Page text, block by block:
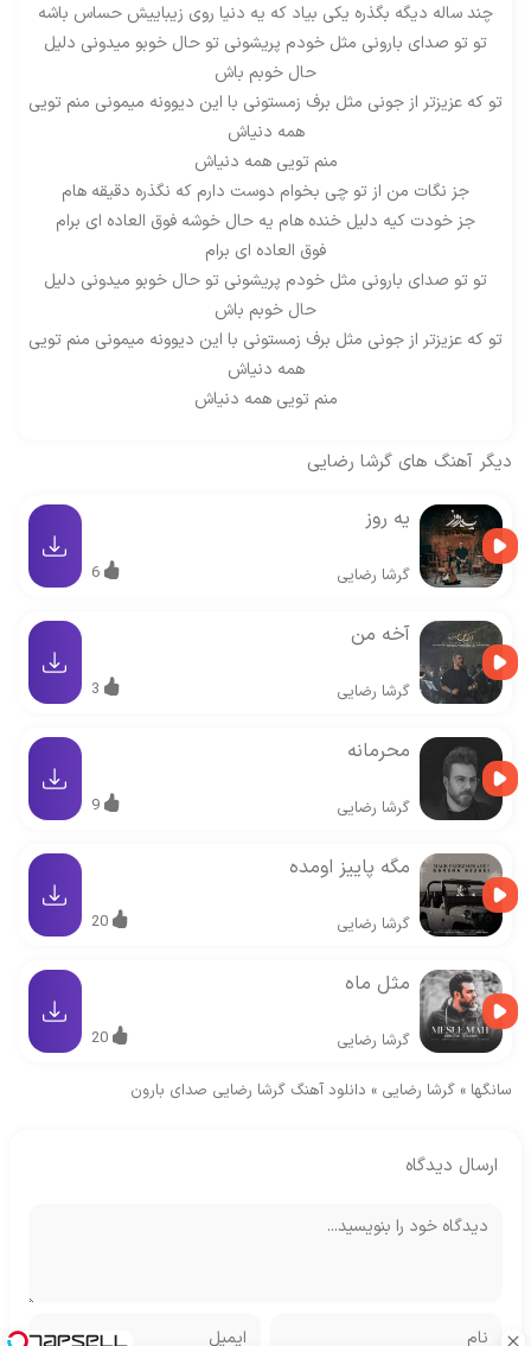
چند ساله دیگه بگذره یکی بیاد که یه دنیا روی زیباییش حساس باشه
تو تو صدای بارونی مثل خودم پریشونی تو حال خوبو میدونی دلیل
حال خوبم باش
تو که عزیزتر از جونی مثل برف زمستونی با این دیوونه میمونی منم تویی
همه دنیاش
منم تویی همه دنیاش
جز نگات من از تو چی بخوام دوست دارم که نگذره دقیقه هام
جز خودت کیه دلیل خنده هام یه حال خوشه فوق العاده ای برام
فوق العاده ای برام
تو تو صدای بارونی مثل خودم پریشونی تو حال خوبو میدونی دلیل
حال خوبم باش
تو که عزیزتر از جونی مثل برف زمستونی با این دیوونه میمونی منم تویی
همه دنیاش
منم تویی همه دنیاش
دیگر آهنگ های گرشا رضایی
یه روز
گرشا رضایی 6
آخه من
گرشا رضایی 3
محرمانه
گرشا رضایی 9
مگه پاییز اومده
گرشا رضایی 20
مثل ماه
گرشا رضایی 20
سانگها » گرشا رضایی » دانلود آهنگ گرشا رضایی صدای بارون
ارسال دیدگاه